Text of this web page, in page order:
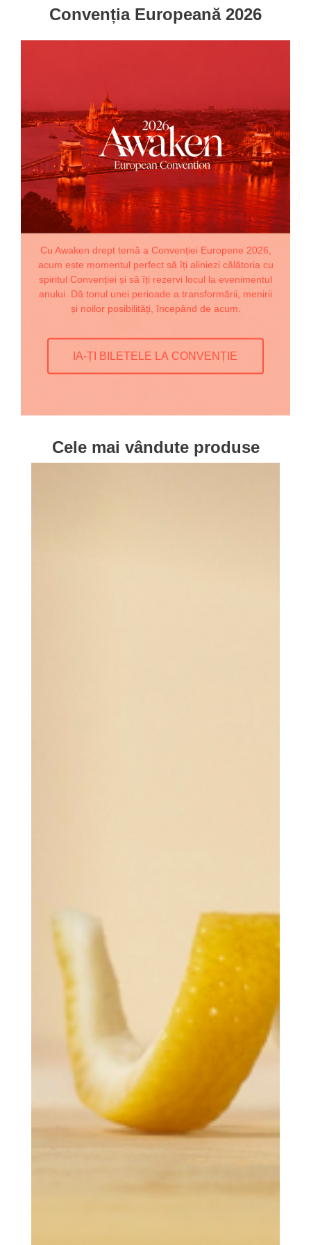
Convenția Europeană 2026
Cu Awaken drept temă a Convenției Europene 2026,
acum este momentul perfect să îți aliniezi călătoria cu
spiritul Convenției și să îți rezervi locul la evenimentul
anului. Dă tonul unei perioade a transformării, menirii
și noilor posibilități, începând de acum.
IA-ȚI BILETELE LA CONVENȚIE
Cele mai vândute produse